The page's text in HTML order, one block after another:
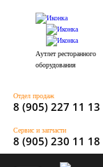
Аутлет ресторанного
оборудования
Отдел продаж
8 (905) 227 11 13
Сервис и запчасти
8 (905) 230 11 18